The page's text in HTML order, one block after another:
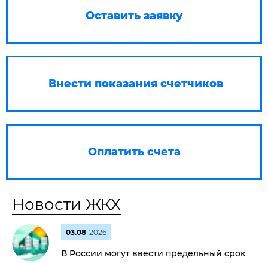
Оставить заявку
Внести показания счетчиков
Оплатить счета
Новости ЖКХ
03.08 2026
В России могут ввести предельный срок